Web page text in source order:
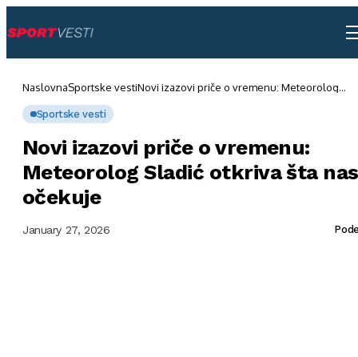
NaslovnaSportske vestiNovi izazovi priče o vremenu: Meteorolog
Sportske vesti
Novi izazovi priče o vremenu:
Meteorolog Sladić otkriva šta nas
očekuje
January 27, 2026